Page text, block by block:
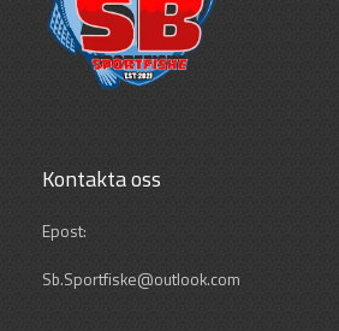
Kontakta oss
Epost:
Sb.Sportfiske@outlook.com